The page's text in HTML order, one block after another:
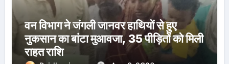
वन विभाग ने जंगली जानवर हाथियों से हुए
नुकसान का बांटा मुआवजा, 35 पीड़ितों को मिली
राहत राशि